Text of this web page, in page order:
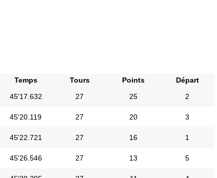
Temps Tours Points
Départ
45'17.632 27 25 2
45'20.119 27 20 3
45'22.721 27 16 1
45'26.546 27 13 5